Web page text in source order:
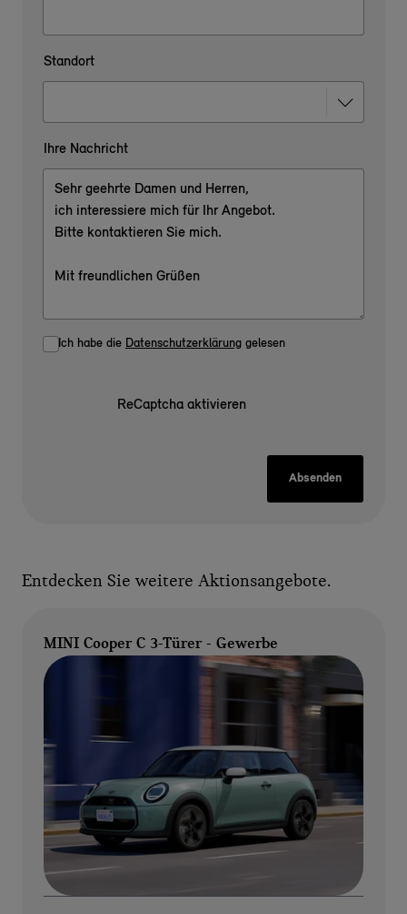
Standort
Ihre Nachricht
Ich habe die Datenschutzerklärung gelesen
ReCaptcha aktivieren
Absenden
Entdecken Sie weitere Aktionsangebote.
MINI Cooper C 3-Türer - Gewerbe